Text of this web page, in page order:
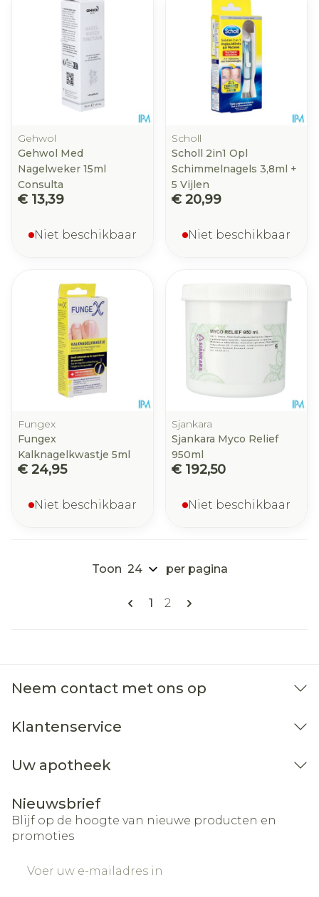
Gehwol
Gehwol Med
Nagelweker 15ml
Consulta
€ 13,39
Niet beschikbaar
Scholl
Scholl 2in1 Opl
Schimmelnagels 3,8ml +
5 Vijlen
€ 20,99
Niet beschikbaar
Fungex
Fungex
Kalknagelkwastje 5ml
€ 24,95
Niet beschikbaar
Sjankara
Sjankara Myco Relief
950ml
€ 192,50
Niet beschikbaar
Pagina's
U lees momenteel pagina
1 Pagina
2
Toon per pagina
Neem contact met ons op
Klantenservice
Uw apotheek
Nieuwsbrief
Blijf op de hoogte van nieuwe producten en
promoties